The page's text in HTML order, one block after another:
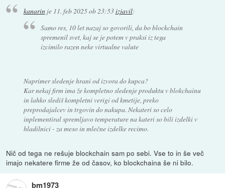
kanarinje 11. feb 2025 ob 23:53izjavil:
Samo res, 10 let nazaj so govorili, da bo blockchain
spremenil svet, kaj se je potem v praksi iz tega
izcimilo razen neke virtualne valute
Naprimer sledenje hrani od izvora do kupca?
Kar nekaj firm ima že kompletno sledenje produktu v blokchainu
in lahko slediš kompletni verigi od kmetije, preko
preprodajalcev in trgovin do nakupa. Nekateri so celo
inplementiral spremljavo temperature na kateri so bili izdelki v
hladilnici - za meso in mlečne izdelke recimo.
Nič od tega ne rešuje blockchain sam po sebi. Vse to in še več
imajo nekatere firme že od časov, ko blockchaina še ni bilo.
bm1973